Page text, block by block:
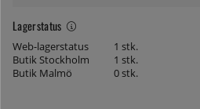
Lagerstatus
Web-lagerstatus
1 stk.
Butik Stockholm
1 stk.
Butik Malmö
0 stk.